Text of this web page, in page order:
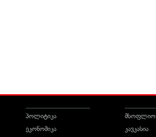
პოლიტიკა
ეკონომიკა
მსოფლიო
კავკასია